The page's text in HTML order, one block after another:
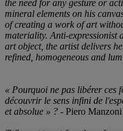
the need for any gesture or
mineral elements on his
of creating a work of art
materiality. Anti-
art object, the artist delivers
refined, homogeneous and
« Pourquoi ne pas libérer ces
découvrir le sens infini de
et absolue » ? - Piero Manzoni